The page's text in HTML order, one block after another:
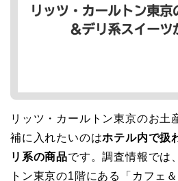
リッツ・カールトン東京のお土
補に入れたいのはホテル内で扱
リ系の商品です。調査情報では
トン東京の1階にある「カフェ